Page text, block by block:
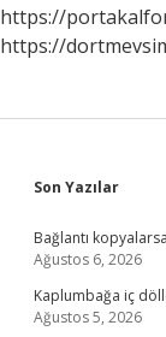
https://
https://
Son Yazılar
Bağlantı
Ağustos 6, 2026
Kaplumbağa iç
Ağustos 5, 2026